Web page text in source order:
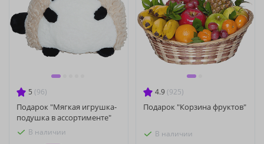
5 (96)
Подарок "Мягкая игрушка-
подушка в ассортименте"
В наличии
4.9 (925)
Подарок "Корзина фруктов"
В наличии